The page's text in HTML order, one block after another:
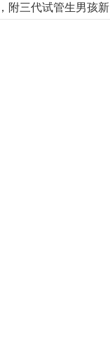
地并不能做试管婴儿，大多
数需要做试管辅助受孕的往
附三代试管生男孩新